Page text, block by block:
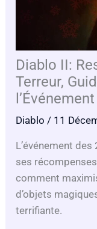
Diablo II:
Terreur,
l’Événement
Diablo / 11
L’événement
ses
comment
d’objets
terrifiante.